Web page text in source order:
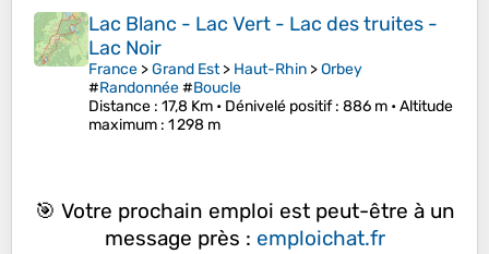
Lac Blanc - Lac Vert - Lac des truites -
Lac Noir
France >Grand Est> Haut-Rhin >Orbey
#Randonnée#Boucle
Distance : 17,8 Km • Dénivelé positif: 886 m •Altitude
maximum : 1 298 m
🎯 Votre prochain emploi est peut-être à un
message près : emploichat.fr